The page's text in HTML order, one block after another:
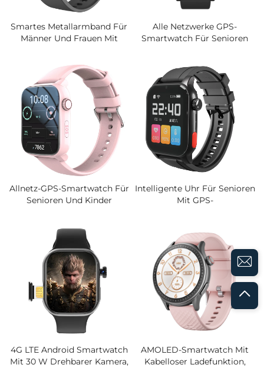
Smartes Metallarmband Für
Männer Und Frauen Mit
Herzfrequenz-,
Sauerstoffsättigungs- Und
Schlafmonitor Sowie
Individuell Gestaltbaren
Zifferblättern
Alle Netzwerke GPS-
Smartwatch Für Senioren
Standortverfolgung Und
Anti-Verlust-Warnung
Allnetz-GPS-Smartwatch Für
Senioren Und Kinder
Anti-Verlust-Funktion
Intelligente Uhr Für Senioren
Mit GPS-
Sturzerkennung,
Herzfrequenz- Und
Blutdruckmessung,
Smartwatch Für Ältere
Menschen, Intelligentes
Armband
4G LTE Android Smartwatch
Mit 30 W Drehbarer Kamera,
AMOLED-Smartwatch Mit
Kabelloser Ladefunktion,